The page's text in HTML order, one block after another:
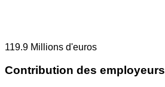
119.9 Millions d'euros
Contribution des employeurs